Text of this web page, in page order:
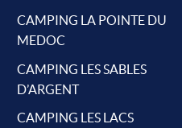
CAMPING LA POINTE DU
MEDOC
CAMPING LES SABLES
D’ARGENT
CAMPING LES LACS